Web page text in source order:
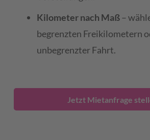
Kilometer nach Maß–
begrenzten Freikilometern
unbegrenzter Fahrt.
Jetzt Mietanfrage